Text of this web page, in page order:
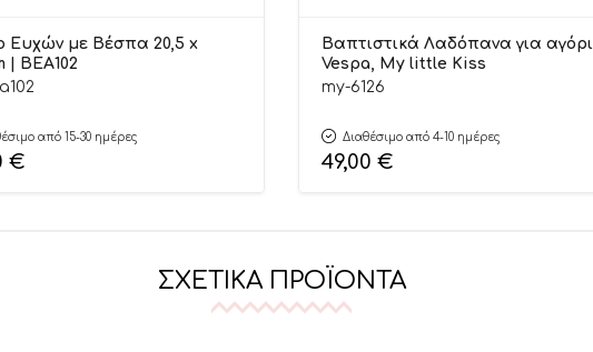
Ευχών με Βέσπα 20,5 x
| ΒΕΑ102
από 15-30 ημέρες
€
Βαπτιστικά Λαδόπανα για αγόρι
Vespa, My little Kiss
my-6126
Διαθέσιμο από 4-10 ημέρες
49,00 €
ΣΧΕΤΙΚΆ ΠΡΟΪΌΝΤΑ